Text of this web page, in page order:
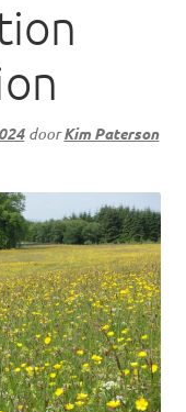
doorKim Paterson